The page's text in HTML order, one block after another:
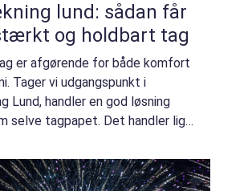
lund: sådan får
og holdbart tag
er afgørende for både komfort
Tager vi udgangspunkt i
Lund, handler en god løsning
selve tagpapet. Det handler lige
træffer, før håndværkeren